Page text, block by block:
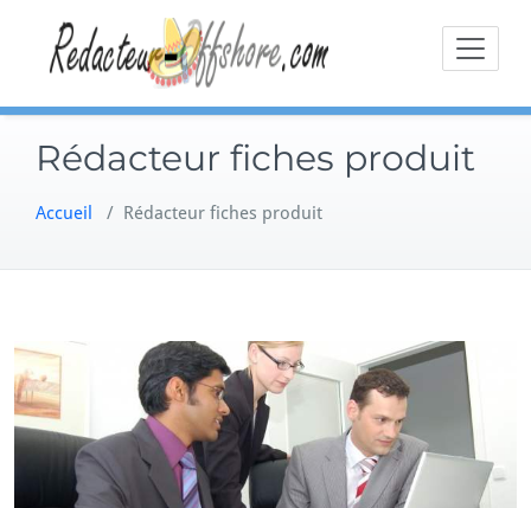
content
Rédacteur fiches produit
Accueil / Rédacteur fiches produit